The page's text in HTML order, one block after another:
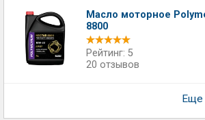
Масло моторное
8800
Рейтинг: 5
20 отзывов
Еще